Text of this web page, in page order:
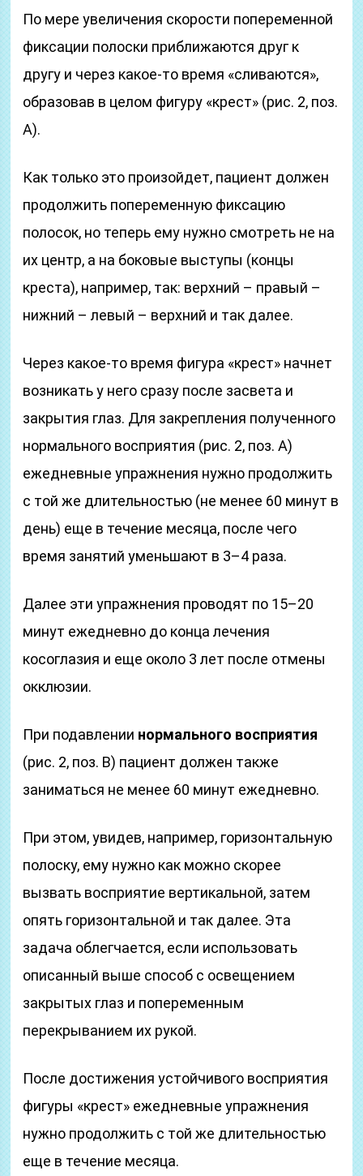
По мере увеличения скорости попеременной
фиксации полоски приближаются друг к
другу и через какое-то время «сливаются»,
образовав в целом фигуру «крест» (рис. 2, поз.
А).
Как только это произойдет, пациент должен
продолжить попеременную фиксацию
полосок, но теперь ему нужно смотреть не на
их центр, а на боковые выступы (концы
креста), например, так: верхний – правый –
нижний – левый – верхний и так далее.
Через какое-то время фигура «крест» начнет
возникать у него сразу после засвета и
закрытия глаз. Для закрепления полученного
нормального восприятия (рис. 2, поз. А)
ежедневные упражнения нужно продолжить
с той же длительностью (не менее 60 минут в
день) еще в течение месяца, после чего
время занятий уменьшают в 3–4 раза.
Далее эти упражнения проводят по 15–20
минут ежедневно до конца лечения
косоглазия и еще около 3 лет после отмены
окклюзии.
При подавлении нормального восприятия
(рис. 2, поз. В) пациент должен также
заниматься не менее 60 минут ежедневно.
При этом, увидев, например, горизонтальную
полоску, ему нужно как можно скорее
вызвать восприятие вертикальной, затем
опять горизонтальной и так далее. Эта
задача облегчается, если использовать
описанный выше способ с освещением
закрытых глаз и попеременным
перекрыванием их рукой.
После достижения устойчивого восприятия
фигуры «крест» ежедневные упражнения
нужно продолжить с той же длительностью
еще в течение месяца.